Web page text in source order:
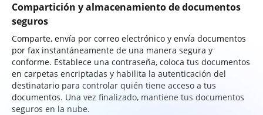
Compartición y almacenamiento de documentos
seguros
Comparte, envía por correo electrónico y envía documentos
por fax instantáneamente de una manera segura y
conforme. Establece una contraseña, coloca tus documentos
en carpetas encriptadas y habilita la autenticación del
destinatario para controlar quién tiene acceso a tus
documentos. Una vez finalizado, mantiene tus documentos
seguros en la nube.